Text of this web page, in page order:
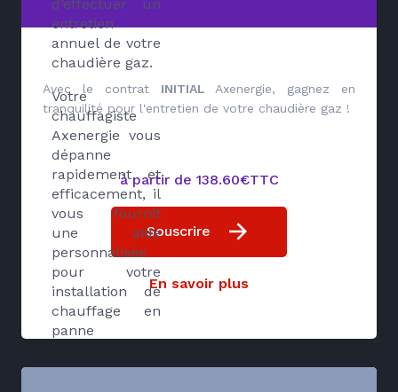
d’effectuer un
entretien
annuel de votre
chaudière gaz.
Votre
chauffagiste
Axenergie vous
dépanne
rapidement et
efficacement, il
vous fournit
une aide
personnalisée
pour votre
installation de
chauffage en
panne
Avec le contrat INITIAL Axenergie, gagnez en
tranquilité pour l'entretien de votre chaudière gaz !
à partir de 138.60€TTC
Souscrire
En savoir plus